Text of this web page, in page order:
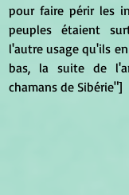
pour faire périr les
peuples étaient
l'autre usage qu'ils
bas, la suite de
chamans de Sibérie"]